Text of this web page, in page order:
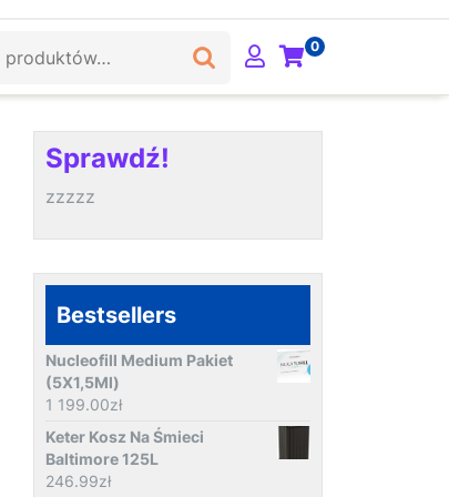
0
Sprawdź!
zzzzz
Bestsellers
Nucleofill Medium Pakiet
(5X1,5Ml)
1 199.00zł
Keter Kosz Na Śmieci
Baltimore 125L
246.99zł